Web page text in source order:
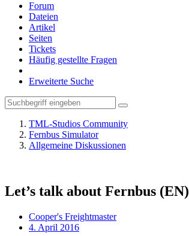
Forum
Dateien
Artikel
Seiten
Tickets
Häufig gestellte Fragen
Erweiterte Suche
TML-Studios Community
Fernbus Simulator
Allgemeine Diskussionen
Let’s talk about Fernbus (EN)
Cooper's Freightmaster
4. April 2016